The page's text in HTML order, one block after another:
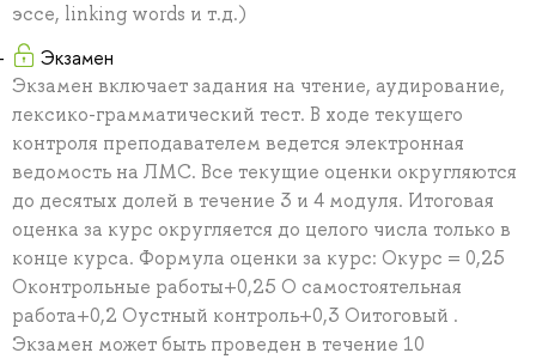
эссе, linking words и т.д.)
Экзамен
Экзамен включает задания на чтение, аудирование,
лексико-грамматический тест. В ходе текущего
контроля преподавателем ведется электронная
ведомость на ЛМС. Все текущие оценки округляются
до десятых долей в течение 3 и 4 модуля. Итоговая
оценка за курс округляется до целого числа только в
конце курса. Формула оценки за курс: Окурс = 0,25
Оконтрольные работы+0,25 О самостоятельная
работа+0,2 Оустный контроль+0,3 Оитоговый .
Экзамен может быть проведен в течение 10